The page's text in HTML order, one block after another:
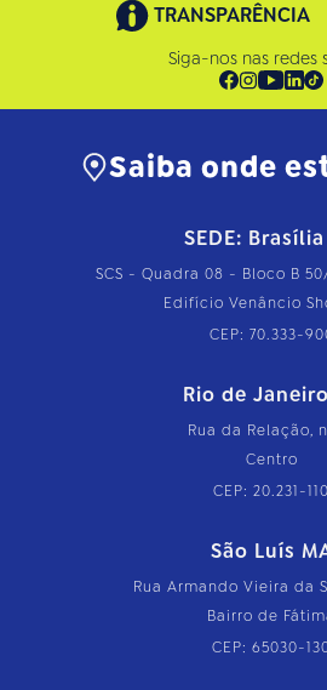
TRANSPARÊNCIA
Siga-nos nas redes
Saiba onde
SEDE:
SCS - Quadra 08 - Bloco B
Edifício Venâncio
CEP: 70.333-
Rio de
Rua da Relação,
Centro
CEP: 20.231-110
São Luís
Rua Armando Vieira da
Bairro de
CEP: 65030-